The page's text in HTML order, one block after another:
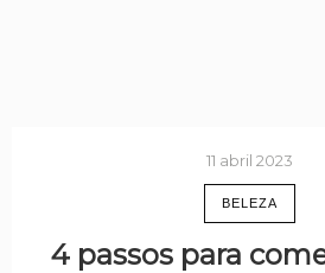
11 abril 2023
BELEZA
4 passos para